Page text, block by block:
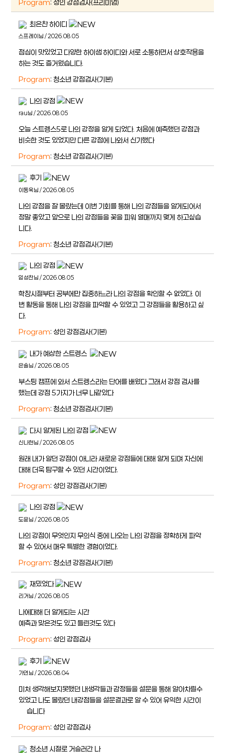
Program: 성인 강점검사(프리미엄)
최은찬 하이디
스프레이님 / 2026.08.05
점심이 맛있었고 다양한 하이샘 하이디와 서로 소통하면서 상호작용을
하는 것도 즐거웠습니다.
Program: 청소년 강점검사(기본)
나의 강점
rau님 / 2026.08.05
오늘 스트렝스5로 나의 강정을 알게 되었다. 처음에 예측했던 강점과
비슷한 것도 있었지만 다른 강점에 나와서 신기했다
Program: 청소년 강점검사(기본)
후기
이동욱님 / 2026.08.05
나의 강점을 잘 몰랐는데 이번 기회를 통해 나의 강점들을 알게되어서
정말 좋았고 앞으로 나의 강점들을 꽃을 피워 열매까지 맺게 하고싶습
니다.
Program: 청소년 강점검사(기본)
나의 강점
임성찬님 / 2026.08.05
학창시절부터 공부에만 집중하느라 나의 강점을 확인할 수 없었다. 이
번 활동을 통해 나의 강점을 파악할 수 있었고 그 강점들을 활용하고 싶
다.
Program: 성인 강점검사(기본)
내가 예상한 스트렝스
은솔님 / 2026.08.05
부스팅 캠프에 와서 스트렝스라는 단어를 배웠다 그래서 강점 검사를
했는데 강점 5가지가 너무 나같았다
Program: 청소년 강점검사(기본)
다시 알게된 나의 강점
신나현님 / 2026.08.05
원래 내가 알던 강점이 아니라 새로운 강점들에 대해 알게 되며 자신에
대해 더욱 탐구할 수 있던 시간이었다.
Program: 성인 강점검사(기본)
나의 강점
도윤님 / 2026.08.05
나의 강점이 무엇인지 무의식 중에 나오는 나의 강점을 정확하게 파악
할 수 있어서 매우 특별한 경험이었다.
Program: 청소년 강점검사(기본)
재밌었다
리거님 / 2026.08.05
나에대해 더 알게되는 시간
예측과 맞은것도 있고 틀린것도 있다
Program: 성인 강점검사
후기
가연님 / 2026.08.04
미처 생각해보지못했던 내생각들과 감정들을 설문을 통해 알아차릴수
있었고 나도 몰랐던 내강점들을 설문결과로 알 수 있어 유익한 시간이
얶습니다
Program: 성인 강점검사
청소년 시절로 거슬러간 나